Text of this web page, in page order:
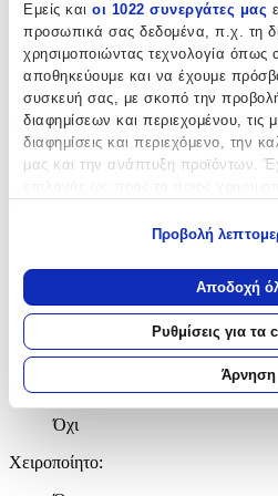
Εμείς και οι 1022 συνεργάτες μας
προσωπικά σας δεδομένα, π.χ. τη
χρησιμοποιώντας τεχνολογία όπως
αποθηκεύουμε και να έχουμε
συσκευή σας, με σκοπό την
διαφημίσεων και περιεχομένου, τις
διαφημίσεις και περιεχόμενο, την
μας και την ανάπτυξη προϊόντων.
Να συλλέξουμε πληροφορίες
σας τοποθεσία, οι οποίες
απόσταση μερικών μέτρων
Να αναγνωρίσουμε τη
για συγκεκριμένα
Μάθετε περισσότερα σχετικά με
προσωπικών σας δεδομένων και
ενότητα “Λεπτομέρειες”
ανακαλέσετε τη συγκατάθεσή σας
Προβολή
Αποδοχή
Ρυθμίσεις για τα
Άρνηση
Verorama
με Πέρλες:
Όχι
Επιχρυσωμένο :
Ναι
Περιεχόμενα Σετ:
Σκουλαρίκια
με Πέτρες:
Ναι
Γάμου
Όχι
Χειροποίητο: